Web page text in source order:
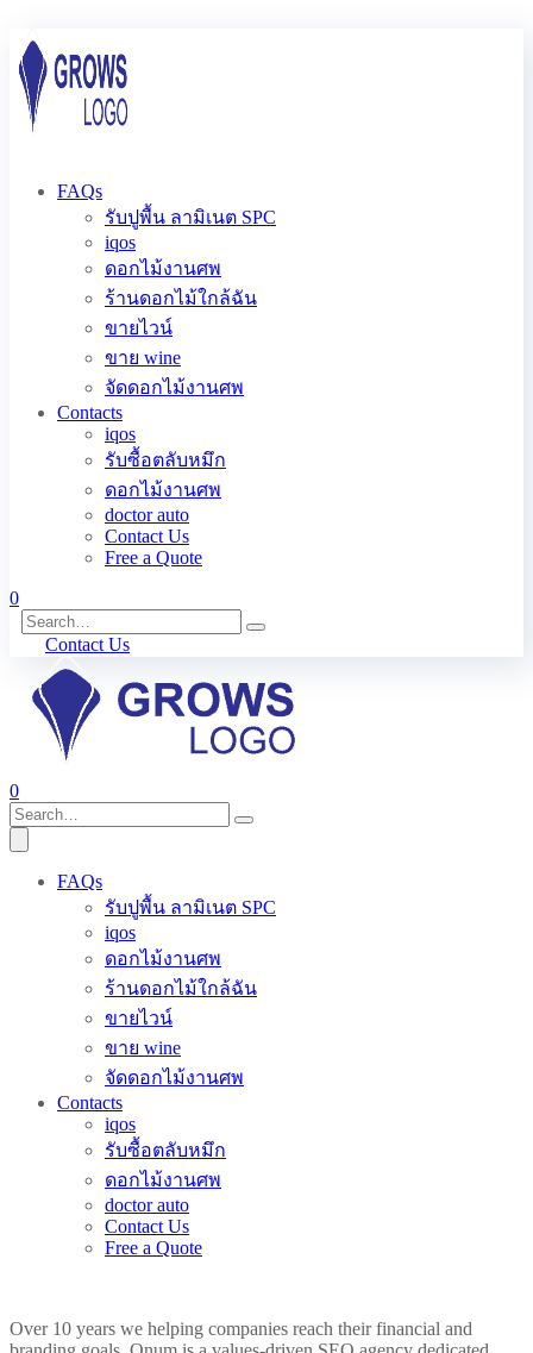
FAQs
รับปูพื้น ลามิเนต SPC
iqos
ดอกไม้งานศพ
ร้านดอกไม้ใกล้ฉัน
ขายไวน์
ขาย wine
จัดดอกไม้งานศพ
Contacts
iqos
รับซื้อตลับหมึก
ดอกไม้งานศพ
doctor auto
Contact Us
Free a Quote
0
Contact Us
0
FAQs
รับปูพื้น ลามิเนต SPC
iqos
ดอกไม้งานศพ
ร้านดอกไม้ใกล้ฉัน
ขายไวน์
ขาย wine
จัดดอกไม้งานศพ
Contacts
iqos
รับซื้อตลับหมึก
ดอกไม้งานศพ
doctor auto
Contact Us
Free a Quote
Over 10 years we helping companies reach their financial and